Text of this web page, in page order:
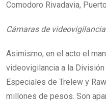
Comodoro Rivadavia,
Cámaras de videovigilancia
Asimismo, en el acto el
videovigilancia a la
Especiales de Trelew y
millones de pesos. Son